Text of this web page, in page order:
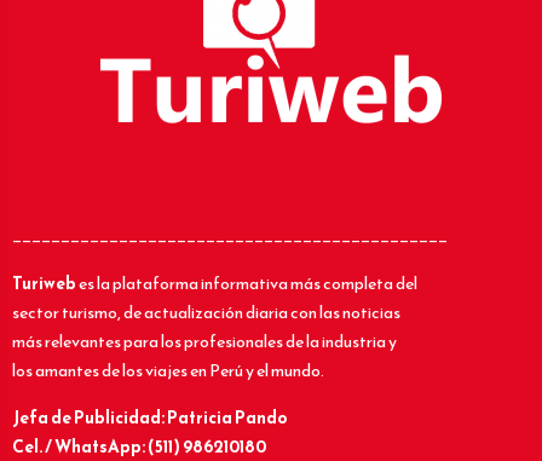
_____________________________________________
Turiwebes la plataforma informativa más completa del
sector turismo, de actualización diaria con las noticias
más relevantes para los profesionales de la industria y
los amantes de los viajes en Perú y el mundo.
Jefa de Publicidad: Patricia Pando
Cel. / WhatsApp: (511) 986210180